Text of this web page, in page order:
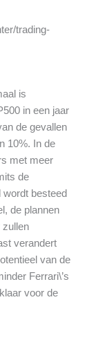
trading-
is
in een jaar
de gevallen
10%. In de
met meer
de
besteed
de plannen
zullen
verandert
van de
Ferrari\’s
voor de